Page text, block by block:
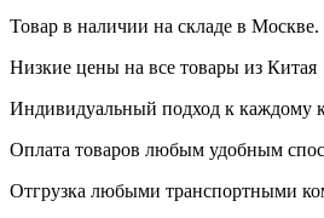
Товар в наличии на складе в Москве.
Низкие цены на все товары из Китая
Индивидуальный подход к каждому
Оплата товаров любым удобным
Отгрузка любыми транспортными